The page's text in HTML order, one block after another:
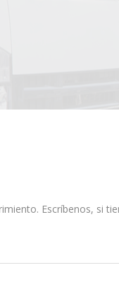
Escríbenos, si